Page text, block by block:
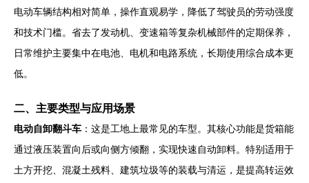
电动车辆结构相对简单，操作直观易学，降低了驾驶员的劳动强度
和技术门槛。省去了发动机、变速箱等复杂机械部件的定期保养，
日常维护主要集中在电池、电机和电路系统，长期使用综合成本更
低。
二、主要类型与应用场景
电动自卸翻斗车 ：这是工地上最常见的车型。其核心功能是货箱能
通过液压装置向后或向侧方倾翻，实现快速自动卸料。特别适用于
土方开挖、混凝土残料、建筑垃圾等的装载与清运，是提高转运效